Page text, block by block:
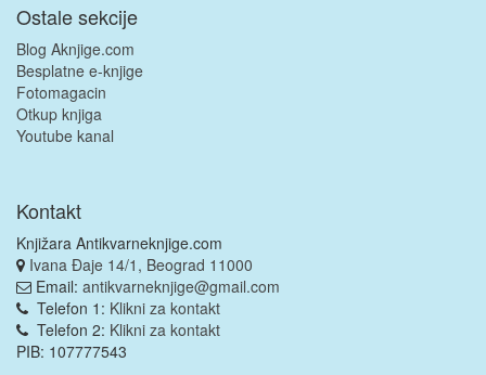
Ostale sekcije
Blog Aknjige.com
Besplatne e-knjige
Fotomagacin
Otkup knjiga
Youtube kanal
Kontakt
Knjižara Antikvarneknjige.com
Ivana Đaje 14/1, Beograd 11000
Email: antikvarneknjige@gmail.com
Telefon 1: Klikni za kontakt
Telefon 2: Klikni za kontakt
PIB: 107777543